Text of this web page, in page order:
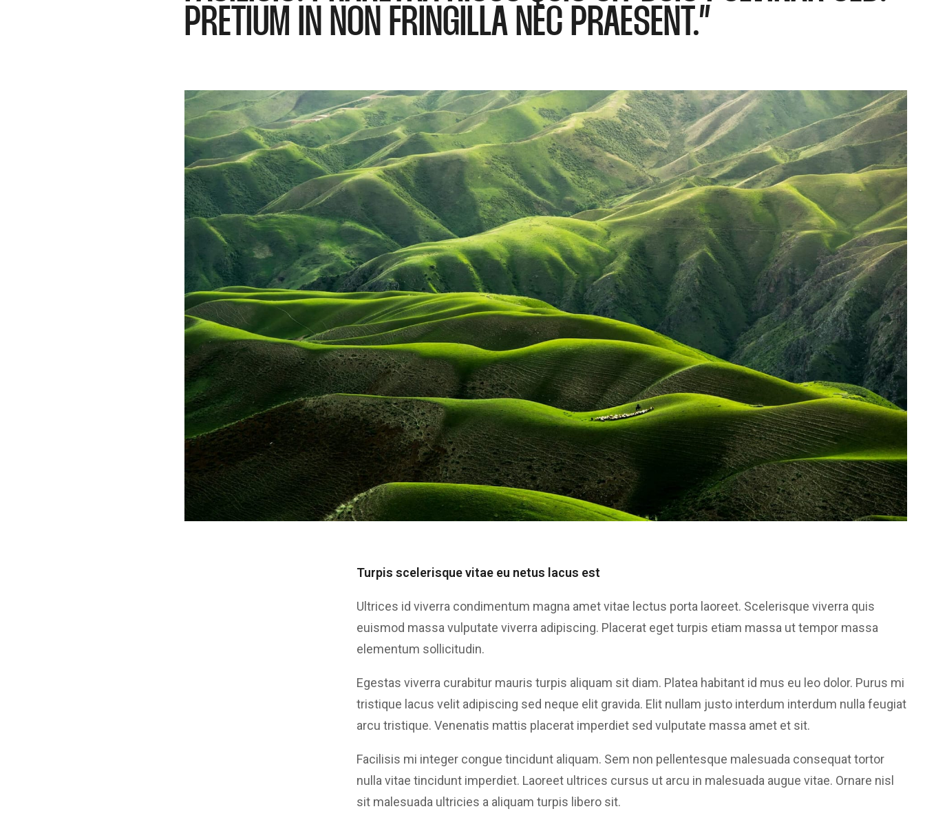
PRETIUM IN NON FRINGILLA NEC PRAESENT.”
Turpis scelerisque vitae eu netus lacus est
Ultrices id viverra condimentum magna amet vitae lectus porta laoreet. Scelerisque viverra quis
euismod massa vulputate viverra adipiscing. Placerat eget turpis etiam massa ut tempor massa
elementum sollicitudin.
Egestas viverra curabitur mauris turpis aliquam sit diam. Platea habitant id mus eu leo dolor. Purus mi
tristique lacus velit adipiscing sed neque elit gravida. Elit nullam justo interdum interdum nulla feugiat
arcu tristique. Venenatis mattis placerat imperdiet sed vulputate massa amet et sit.
Facilisis mi integer congue tincidunt aliquam. Sem non pellentesque malesuada consequat tortor
nulla vitae tincidunt imperdiet. Laoreet ultrices cursus ut arcu in malesuada augue vitae. Ornare nisl
sit malesuada ultricies a aliquam turpis libero sit.